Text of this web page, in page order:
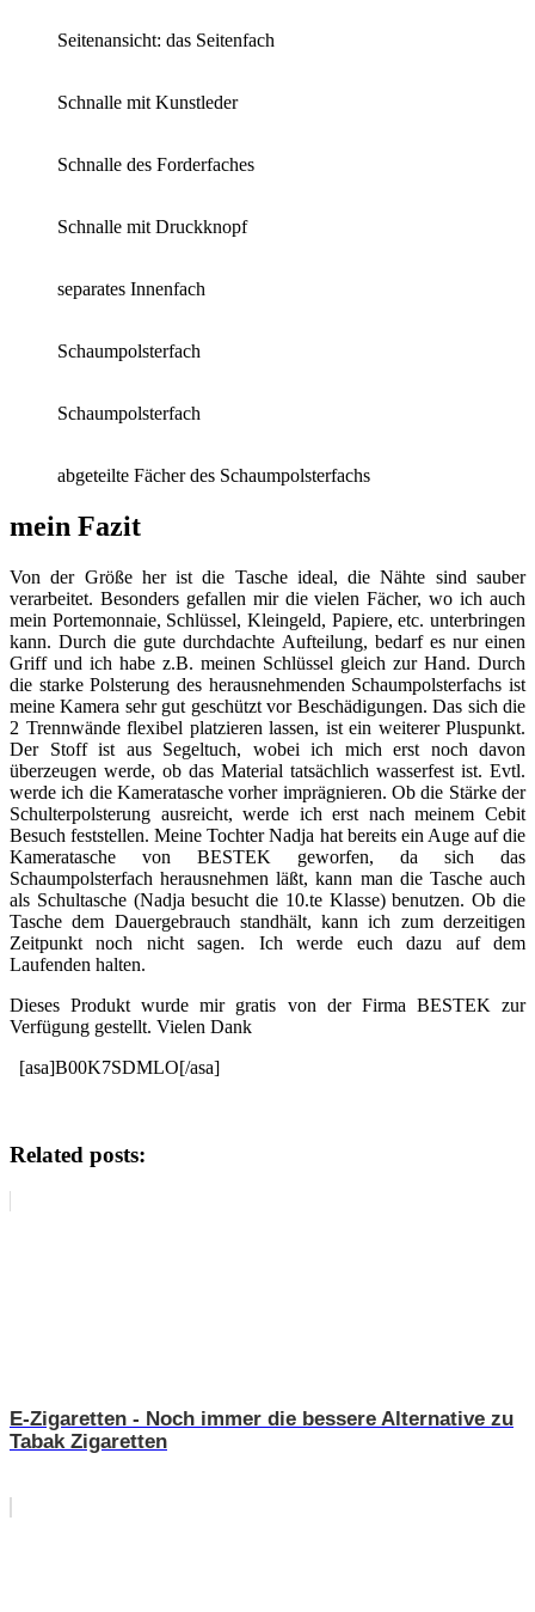
Seitenansicht: das Seitenfach
Schnalle mit Kunstleder
Schnalle des Forderfaches
Schnalle mit Druckknopf
separates Innenfach
Schaumpolsterfach
Schaumpolsterfach
abgeteilte Fächer des Schaumpolsterfachs
mein Fazit
Von der Größe her ist die Tasche ideal, die Nähte sind sauber
verarbeitet. Besonders gefallen mir die vielen Fächer, wo ich auch
mein Portemonnaie, Schlüssel, Kleingeld, Papiere, etc. unterbringen
kann. Durch die gute durchdachte Aufteilung, bedarf es nur einen
Griff und ich habe z.B. meinen Schlüssel gleich zur Hand. Durch
die starke Polsterung des herausnehmenden Schaumpolsterfachs ist
meine Kamera sehr gut geschützt vor Beschädigungen. Das sich die
2 Trennwände flexibel platzieren lassen, ist ein weiterer Pluspunkt.
Der Stoff ist aus Segeltuch, wobei ich mich erst noch davon
überzeugen werde, ob das Material tatsächlich wasserfest ist. Evtl.
werde ich die Kameratasche vorher imprägnieren. Ob die Stärke der
Schulterpolsterung ausreicht, werde ich erst nach meinem Cebit
Besuch feststellen. Meine Tochter Nadja hat bereits ein Auge auf die
Kameratasche von BESTEK geworfen, da sich das
Schaumpolsterfach herausnehmen läßt, kann man die Tasche auch
als Schultasche (Nadja besucht die 10.te Klasse) benutzen. Ob die
Tasche dem Dauergebrauch standhält, kann ich zum derzeitigen
Zeitpunkt noch nicht sagen. Ich werde euch dazu auf dem
Laufenden halten.
Dieses Produkt wurde mir gratis von der Firma BESTEK zur
Verfügung gestellt. Vielen Dank
[asa]B00K7SDMLO[/asa]
Related posts:
E-Zigaretten - Noch immer die bessere Alternative zu
Tabak Zigaretten